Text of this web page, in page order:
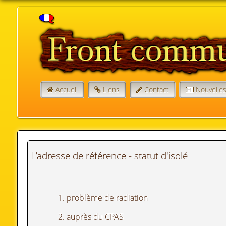
Accueil Liens Contact
L’adresse de référence - statut d'isolé
1. problème de radiation
2. auprès du CPAS